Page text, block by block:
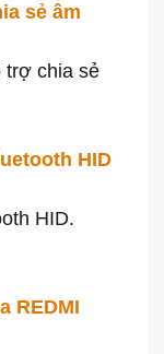
sẻ âm
trợ chia sẻ
HID
HID.
REDMI